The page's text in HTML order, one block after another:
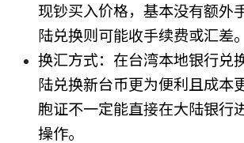
现钞买入价格，基本没有额外
陆兑换则可能收手续费或汇差。
换汇方式：在台湾本地银行兑
陆兑换新台币更为便利且成本
胞证不一定能直接在大陆银行
操作。